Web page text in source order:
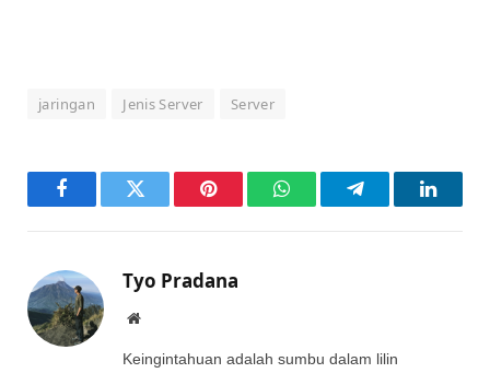
jaringan Jenis Server Server
FacebookTwitter Pinterest WhatsAppTelegram
Tyo Pradana
Website
Keingintahuan adalah sumbu dalam lilin